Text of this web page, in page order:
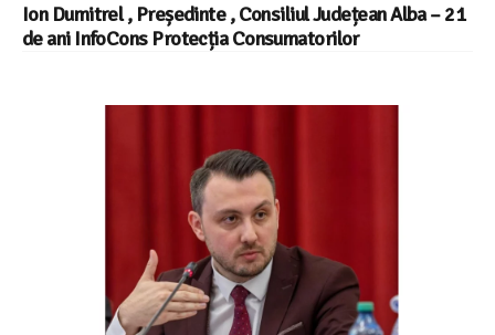
Ion Dumitrel , Președinte , Consiliul Județean Alba – 21
de ani InfoCons Protecția Consumatorilor